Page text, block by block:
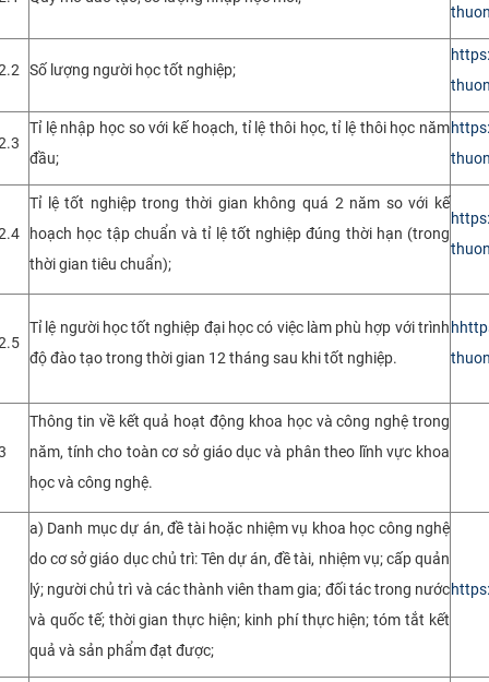
Số lượng người học tốt nghiệp;
Tỉ lệ nhập học so với kế hoạch, tỉ lệ thôi học, tỉ lệ thôi học năm
đầu;
Tỉ lệ tốt nghiệp trong thời gian không quá 2 năm so với kế
hoạch học tập chuẩn và tỉ lệ tốt nghiệp đúng thời hạn (trong
thời gian tiêu chuẩn);
Tỉ lệ người học tốt nghiệp đại học có việc làm phù hợp với trình
độ đào tạo trong thời gian 12 tháng sau khi tốt nghiệp.
h
Thông tin về kết quả hoạt động khoa học và công nghệ trong
năm, tính cho toàn cơ sở giáo dục và phân theo lĩnh vực khoa
học và công nghệ.
a) Danh mục dự án, đề tài hoặc nhiệm vụ khoa học công nghệ
do cơ sở giáo dục chủ trì: Tên dự án, đề tài, nhiệm vụ; cấp quản
lý; người chủ trì và các thành viên tham gia; đối tác trong nước
và quốc tế; thời gian thực hiện; kinh phí thực hiện; tóm tắt kết
quả và sản phẩm đạt được;